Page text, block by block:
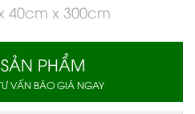
40cm x 300cm
PHẨM
VẤN BÁO GIÁ NGAY